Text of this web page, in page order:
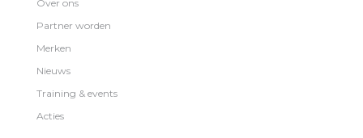
Over ons
Partner worden
Merken
Nieuws
Training & events
Acties